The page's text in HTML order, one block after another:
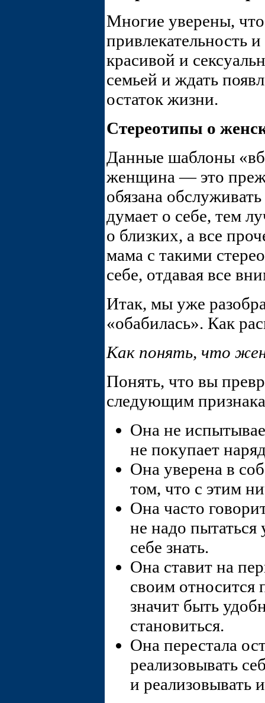
Многие уверены,
привлекательность
красивой и
семьей и ждать
остаток жизни.
Стереотипы о
Данные шаблоны
женщина — это
обязана
думает о себе, тем
о близких, а все
мама с такими
себе, отдавая все
Итак, мы уже
«обабилась». Как
Как понять, что
Понять, что вы
следующим
Она не
не покупает
Она уверена в
том, что с этим
Она часто
не надо пытаться
себе знать.
Она ставит на
своим относится
значит быть
становиться.
Она перестала
реализовывать
и реализовывать